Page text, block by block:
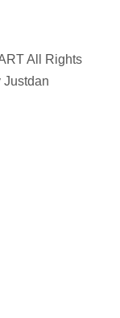
All Rights
Justdan